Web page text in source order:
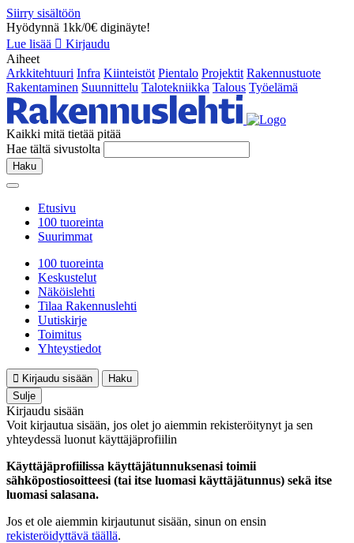
Siirry sisältöön
Hyödynnä 1kk/0€ diginäyte!
Lue lisää
Kirjaudu
Aiheet
Arkkitehtuuri Infra Kiinteistöt Pientalo Projektit Rakennustuote
Rakentaminen Suunnittelu Talotekniikka Talous Työelämä
Kaikki mitä tietää pitää
Hae tältä sivustolta
Haku
Etusivu
100 tuoreinta
Suurimmat
100 tuoreinta
Keskustelut
Näköislehti
Tilaa Rakennuslehti
Uutiskirje
Toimitus
Yhteystiedot
Kirjaudu sisään
Haku
Sulje
Kirjaudu sisään
Voit kirjautua sisään, jos olet jo aiemmin rekisteröitynyt ja sen
yhteydessä luonut käyttäjäprofiilin
Käyttäjäprofiilissa käyttäjätunnuksenasi toimii
sähköpostiosoitteesi (tai itse luomasi käyttäjätunnus) sekä itse
luomasi salasana.
Jos et ole aiemmin kirjautunut sisään, sinun on ensin
rekisteröidyttävä täällä.